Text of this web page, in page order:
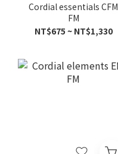
Cordial essentials CFM
FM
NT$675 ~ NT$1,330